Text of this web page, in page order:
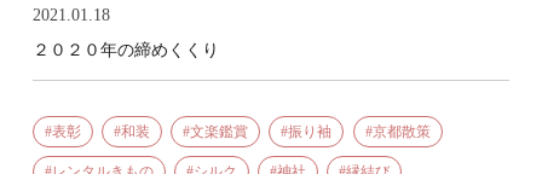
2021.01.18
２０２０年の締めくくり
表彰 和装 文楽鑑賞 振り袖 京都散策